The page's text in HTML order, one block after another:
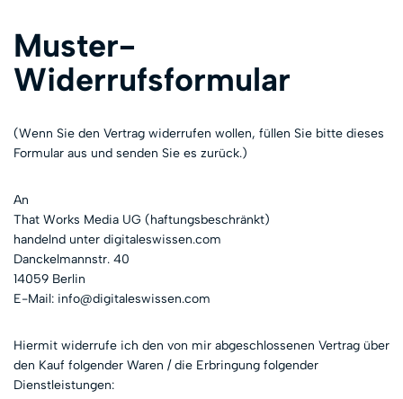
Muster-
Widerrufsformular
(Wenn Sie den Vertrag widerrufen wollen, füllen Sie bitte dieses
Formular aus und senden Sie es zurück.)
An
That Works Media UG (haftungsbeschränkt)
handelnd unter digitaleswissen.com
Danckelmannstr. 40
14059 Berlin
E-Mail: info@digitaleswissen.com
Hiermit widerrufe ich den von mir abgeschlossenen Vertrag über
den Kauf folgender Waren / die Erbringung folgender
Dienstleistungen: